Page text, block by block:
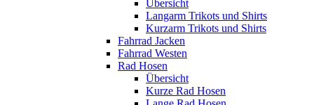
Übersicht
Langarm Trikots und Shirts
Kurzarm Trikots und Shirts
Fahrrad Jacken
Fahrrad Westen
Rad Hosen
Übersicht
Kurze Rad Hosen